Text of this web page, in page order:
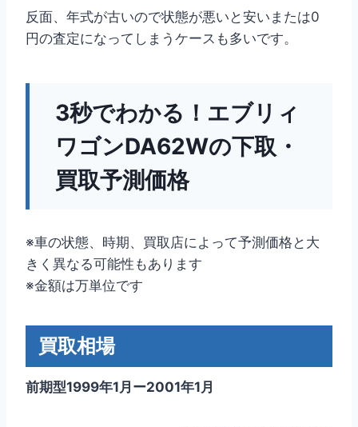
反面、年式が古いので状態が悪いと安いまたは0
円の査定になってしまうケースも多いです。
3秒でわかる！エブリィ
ワゴンDA62Wの下取・
買取予測価格
※車の状態、時期、買取店によって予測価格と大
きく異なる可能性もあります
※金額は万単位です
買取相場
前期型1999年1月ー2001年1月